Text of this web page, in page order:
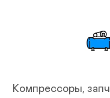
Компрессоры,